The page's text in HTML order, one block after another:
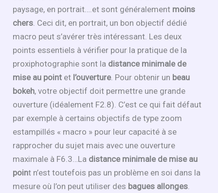
paysage, en portrait….et sont généralement moins
chers . Ceci dit, en portrait, un bon objectif dédié
macro peut s’avérer très intéressant. Les deux
points essentiels à vérifier pour la pratique de la
proxiphotographie sont la distance minimale de
mise au point et l’ouverture. Pour obtenir un beau
bokeh, votre objectif doit permettre une grande
ouverture (idéalement F2.8). C’est ce qui fait défaut
par exemple à certains objectifs de type zoom
estampillés « macro » pour leur capacité à se
rapprocher du sujet mais avec une ouverture
maximale à F6.3…La distance minimale de mise au
point n’est toutefois pas un problème en soi dans la
mesure où l’on peut utiliser des bagues allonges